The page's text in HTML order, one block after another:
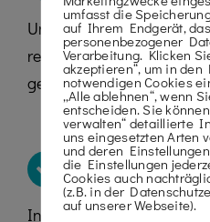
Unsere Maschinen
regelmäßigen Abständen
gewartet.
GROSSE
In unserem Mietservice
umfasst die
auf Ihrem Endgerät,
personenbezogener
Verarbeitung. Klicken
akzeptieren“, um in den
notwendigen Cookies
„Alle ablehnen“, wenn
entscheiden. Sie
verwalten“ detaillierte
uns eingesetzten Arten
und deren
die Einstellungen
Cookies auch
(z.B. in der
auf unserer Webseite).